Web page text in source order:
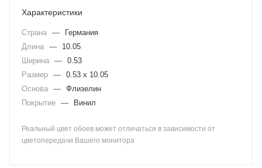
Характеристики
Страна —
Германия
Длина —
10.05
Ширина — 0.53
Размер — 0.53 x 10.05
Основа — Флизелин
Покрытие — Винил
Реальный цвет обоев может отличаться в зависимости от
цветопередачи Вашего монитора